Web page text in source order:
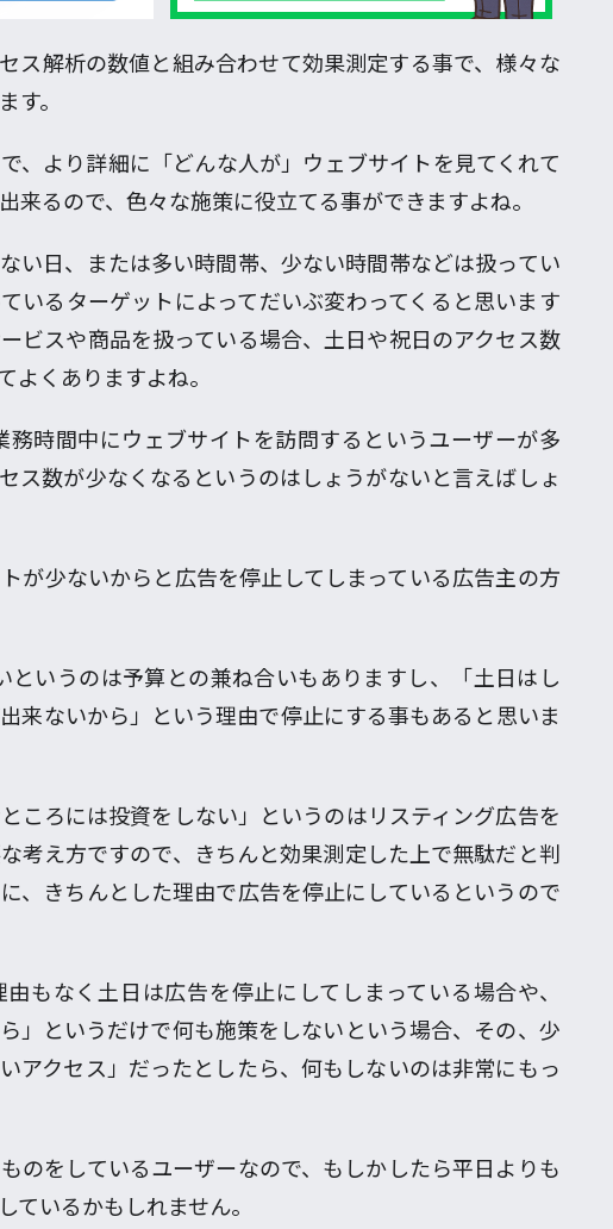
ス解析の数値と組み合わせて効果測定する事で、様々な
す。
、より詳細に「どんな人が」ウェブサイトを見てくれて
来るので、色々な施策に役立てる事ができますよね。
い日、または多い時間帯、少ない時間帯などは扱ってい
いるターゲットによってだいぶ変わってくると思います
ビスや商品を扱っている場合、土日や祝日のアクセス数
よくありますよね。
時間中にウェブサイトを訪問するというユーザーが多
ス数が少なくなるというのはしょうがないと言えばしょ
が少ないからと広告を停止してしまっている広告主の方
いうのは予算との兼ね合いもありますし、「土日はし
来ないから」という理由で停止にする事もあると思いま
ころには投資をしない」というのはリスティング広告を
考え方ですので、きちんと効果測定した上で無駄だと判
、きちんとした理由で広告を停止にしているというので
もなく土日は広告を停止にしてしまっている場合や、
」というだけで何も施策をしないという場合、その、少
アクセス」だったとしたら、何もしないのは非常にもっ
のをしているユーザーなので、もしかしたら平日よりも
ているかもしれません。